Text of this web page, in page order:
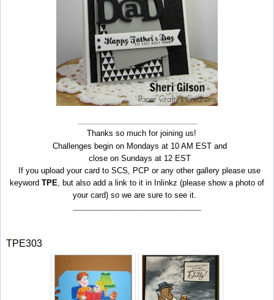
Thanks so much for joining us!
Challenges begin on Mondays at 10 AM EST and
close on Sundays at 12 EST
If you upload your card to SCS, PCP or any other gallery please use
keyword TPE , but also add a link to it in Inlinkz (please show a photo of
your card) so we are sure to see it.
TPE303